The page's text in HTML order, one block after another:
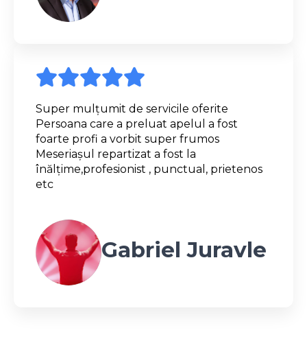
Super mulțumit de servicile oferite
Persoana care a preluat apelul a fost
foarte profi a vorbit super frumos
Meseriașul repartizat a fost la
înălțime,profesionist , punctual, prietenos
etc
Gabriel Juravle